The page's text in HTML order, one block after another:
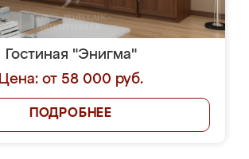
Гостиная "Энигма"
Цена: от 58 000 руб.
ПОДРОБНЕЕ